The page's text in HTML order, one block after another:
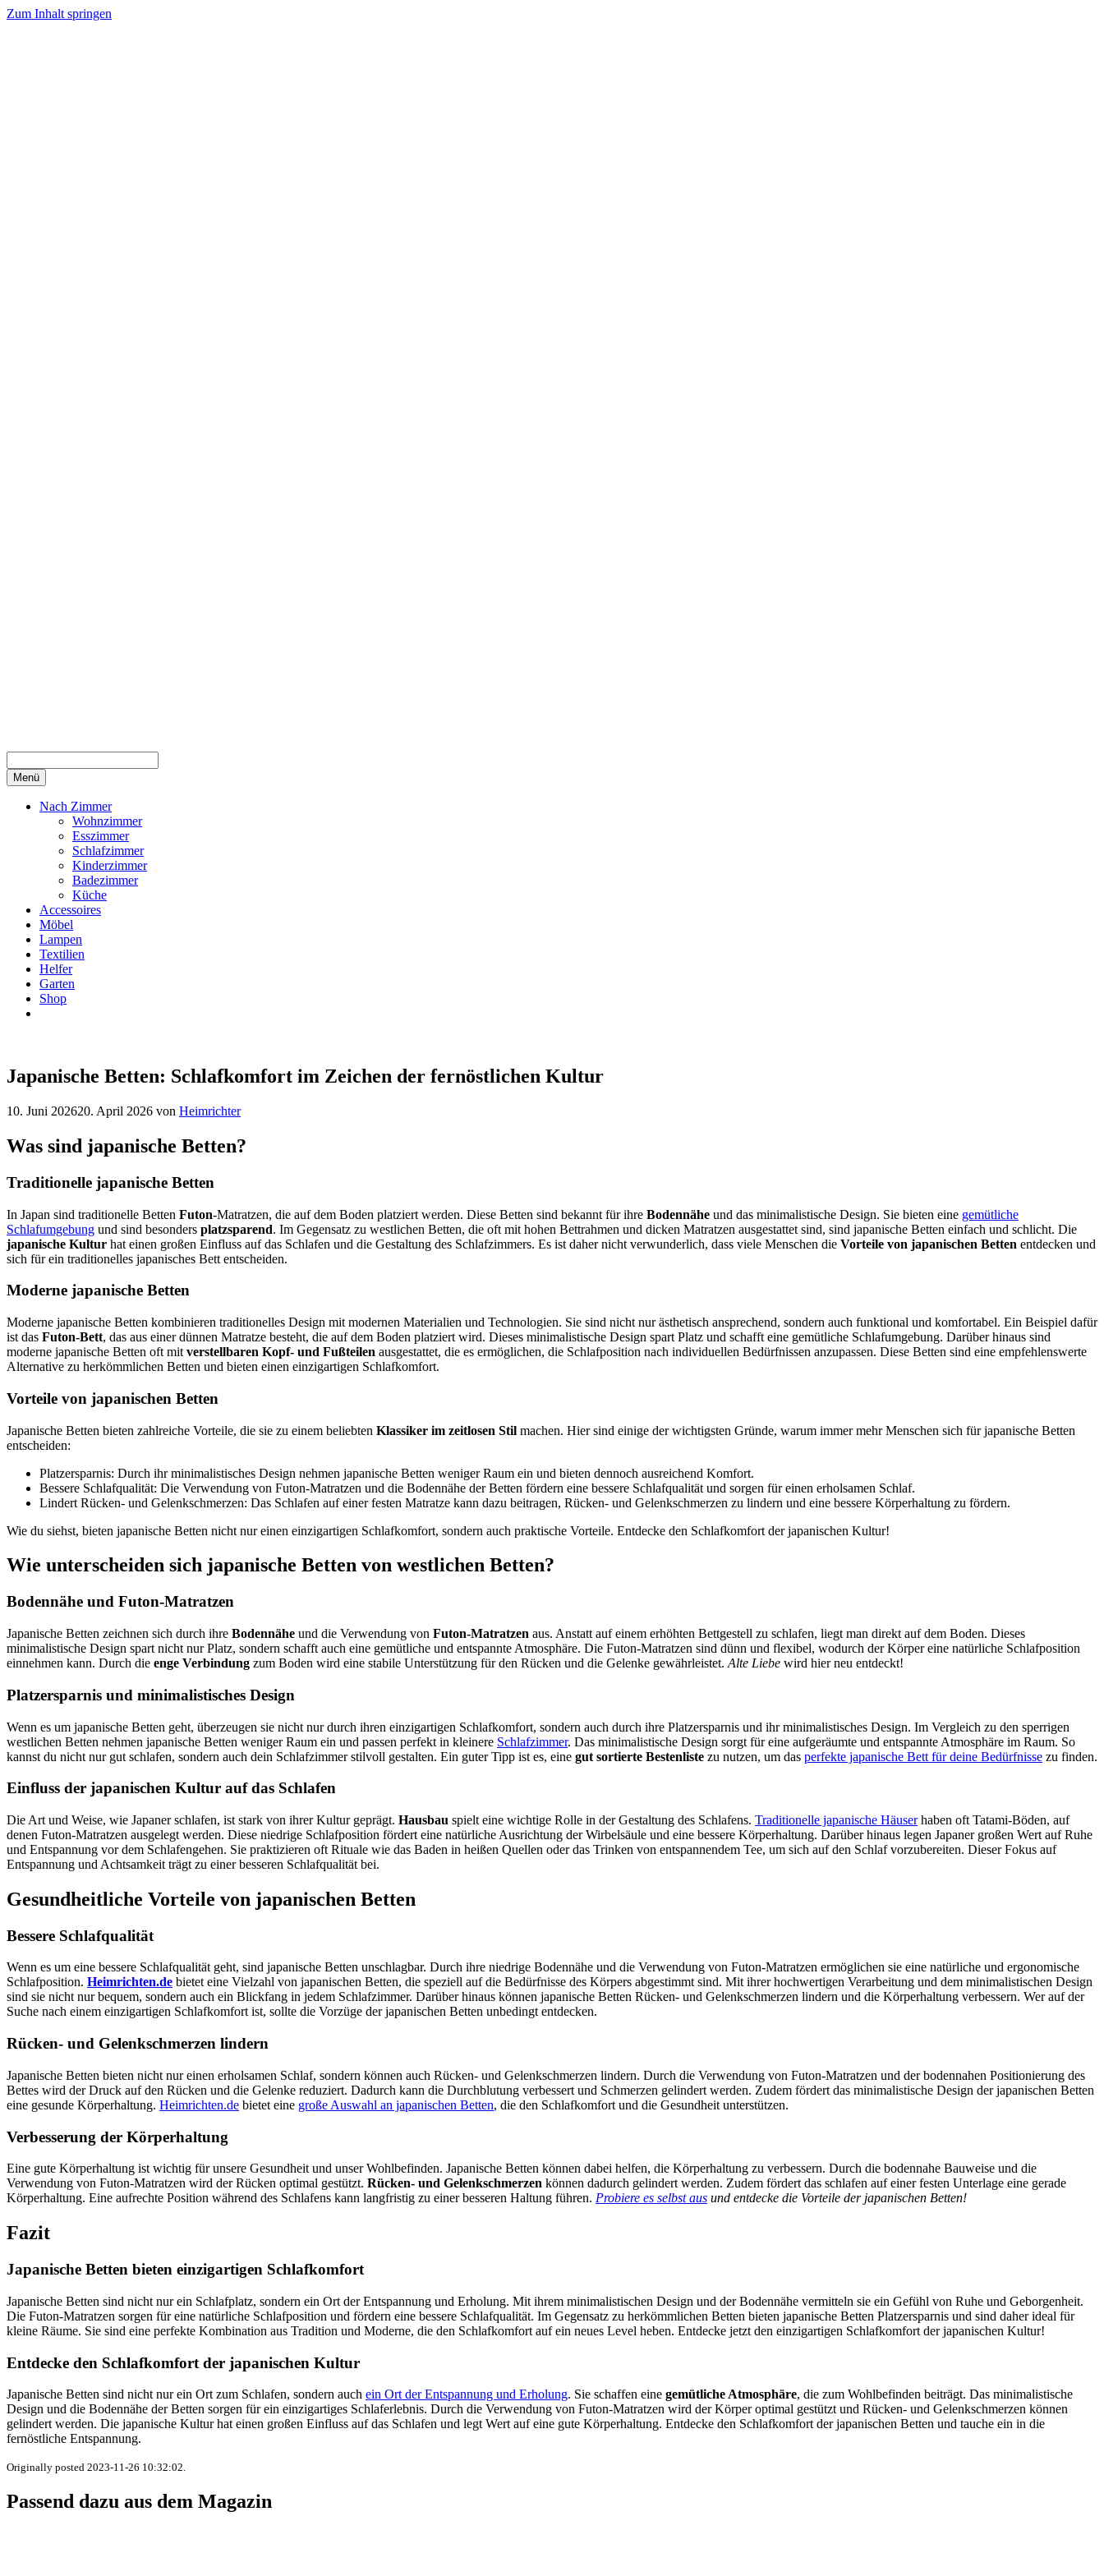
Zum Inhalt springen
Menü
Nach Zimmer
Wohnzimmer
Esszimmer
Schlafzimmer
Kinderzimmer
Badezimmer
Küche
Accessoires
Möbel
Lampen
Textilien
Helfer
Garten
Shop
Japanische Betten: Schlafkomfort im Zeichen der fernöstlichen Kultur
10. Juni 202620. April 2026 von Heimrichter
Was sind japanische Betten?
Traditionelle japanische Betten
In Japan sind traditionelle Betten Futon-Matratzen, die auf dem Boden platziert werden. Diese Betten sind bekannt für ihre Bodennähe und das minimalistische Design. Sie bieten eine gemütliche
Schlafumgebung und sind besonders platzsparend. Im Gegensatz zu westlichen Betten, die oft mit hohen Bettrahmen und dicken Matratzen ausgestattet sind, sind japanische Betten einfach und schlicht. Die
japanische Kultur hat einen großen Einfluss auf das Schlafen und die Gestaltung des Schlafzimmers. Es ist daher nicht verwunderlich, dass viele Menschen die Vorteile von japanischen Betten entdecken und
sich für ein traditionelles japanisches Bett entscheiden.
Moderne japanische Betten
Moderne japanische Betten kombinieren traditionelles Design mit modernen Materialien und Technologien. Sie sind nicht nur ästhetisch ansprechend, sondern auch funktional und komfortabel. Ein Beispiel dafür
ist das Futon-Bett, das aus einer dünnen Matratze besteht, die auf dem Boden platziert wird. Dieses minimalistische Design spart Platz und schafft eine gemütliche Schlafumgebung. Darüber hinaus sind
moderne japanische Betten oft mit verstellbaren Kopf- und Fußteilen ausgestattet, die es ermöglichen, die Schlafposition nach individuellen Bedürfnissen anzupassen. Diese Betten sind eine empfehlenswerte
Alternative zu herkömmlichen Betten und bieten einen einzigartigen Schlafkomfort.
Vorteile von japanischen Betten
Japanische Betten bieten zahlreiche Vorteile, die sie zu einem beliebten Klassiker im zeitlosen Stil machen. Hier sind einige der wichtigsten Gründe, warum immer mehr Menschen sich für japanische Betten
entscheiden:
Platzersparnis: Durch ihr minimalistisches Design nehmen japanische Betten weniger Raum ein und bieten dennoch ausreichend Komfort.
Bessere Schlafqualität: Die Verwendung von Futon-Matratzen und die Bodennähe der Betten fördern eine bessere Schlafqualität und sorgen für einen erholsamen Schlaf.
Lindert Rücken- und Gelenkschmerzen: Das Schlafen auf einer festen Matratze kann dazu beitragen, Rücken- und Gelenkschmerzen zu lindern und eine bessere Körperhaltung zu fördern.
Wie du siehst, bieten japanische Betten nicht nur einen einzigartigen Schlafkomfort, sondern auch praktische Vorteile. Entdecke den Schlafkomfort der japanischen Kultur!
Wie unterscheiden sich japanische Betten von westlichen Betten?
Bodennähe und Futon-Matratzen
Japanische Betten zeichnen sich durch ihre Bodennähe und die Verwendung von Futon-Matratzen aus. Anstatt auf einem erhöhten Bettgestell zu schlafen, liegt man direkt auf dem Boden. Dieses
minimalistische Design spart nicht nur Platz, sondern schafft auch eine gemütliche und entspannte Atmosphäre. Die Futon-Matratzen sind dünn und flexibel, wodurch der Körper eine natürliche Schlafposition
einnehmen kann. Durch die enge Verbindung zum Boden wird eine stabile Unterstützung für den Rücken und die Gelenke gewährleistet. Alte Liebe wird hier neu entdeckt!
Platzersparnis und minimalistisches Design
Wenn es um japanische Betten geht, überzeugen sie nicht nur durch ihren einzigartigen Schlafkomfort, sondern auch durch ihre Platzersparnis und ihr minimalistisches Design. Im Vergleich zu den sperrigen
westlichen Betten nehmen japanische Betten weniger Raum ein und passen perfekt in kleinere Schlafzimmer. Das minimalistische Design sorgt für eine aufgeräumte und entspannte Atmosphäre im Raum. So
kannst du nicht nur gut schlafen, sondern auch dein Schlafzimmer stilvoll gestalten. Ein guter Tipp ist es, eine gut sortierte Bestenliste zu nutzen, um das perfekte japanische Bett für deine Bedürfnisse zu finden.
Einfluss der japanischen Kultur auf das Schlafen
Die Art und Weise, wie Japaner schlafen, ist stark von ihrer Kultur geprägt. Hausbau spielt eine wichtige Rolle in der Gestaltung des Schlafens. Traditionelle japanische Häuserhaben oft Tatami-Böden, auf
denen Futon-Matratzen ausgelegt werden. Diese niedrige Schlafposition fördert eine natürliche Ausrichtung der Wirbelsäule und eine bessere Körperhaltung. Darüber hinaus legen Japaner großen Wert auf Ruhe
und Entspannung vor dem Schlafengehen. Sie praktizieren oft Rituale wie das Baden in heißen Quellen oder das Trinken von entspannendem Tee, um sich auf den Schlaf vorzubereiten. Dieser Fokus auf
Entspannung und Achtsamkeit trägt zu einer besseren Schlafqualität bei.
Gesundheitliche Vorteile von japanischen Betten
Bessere Schlafqualität
Wenn es um eine bessere Schlafqualität geht, sind japanische Betten unschlagbar. Durch ihre niedrige Bodennähe und die Verwendung von Futon-Matratzen ermöglichen sie eine natürliche und ergonomische
Schlafposition. Heimrichten.de bietet eine Vielzahl von japanischen Betten, die speziell auf die Bedürfnisse des Körpers abgestimmt sind. Mit ihrer hochwertigen Verarbeitung und dem minimalistischen Design
sind sie nicht nur bequem, sondern auch ein Blickfang in jedem Schlafzimmer. Darüber hinaus können japanische Betten Rücken- und Gelenkschmerzen lindern und die Körperhaltung verbessern. Wer auf der
Suche nach einem einzigartigen Schlafkomfort ist, sollte die Vorzüge der japanischen Betten unbedingt entdecken.
Rücken- und Gelenkschmerzen lindern
Japanische Betten bieten nicht nur einen erholsamen Schlaf, sondern können auch Rücken- und Gelenkschmerzen lindern. Durch die Verwendung von Futon-Matratzen und der bodennahen Positionierung des
Bettes wird der Druck auf den Rücken und die Gelenke reduziert. Dadurch kann die Durchblutung verbessert und Schmerzen gelindert werden. Zudem fördert das minimalistische Design der japanischen Betten
eine gesunde Körperhaltung. Heimrichten.de bietet eine große Auswahl an japanischen Betten, die den Schlafkomfort und die Gesundheit unterstützen.
Verbesserung der Körperhaltung
Eine gute Körperhaltung ist wichtig für unsere Gesundheit und unser Wohlbefinden. Japanische Betten können dabei helfen, die Körperhaltung zu verbessern. Durch die bodennahe Bauweise und die
Verwendung von Futon-Matratzen wird der Rücken optimal gestützt. Rücken- und Gelenkschmerzen können dadurch gelindert werden. Zudem fördert das schlafen auf einer festen Unterlage eine gerade
Körperhaltung. Eine aufrechte Position während des Schlafens kann langfristig zu einer besseren Haltung führen. Probiere es selbst aus und entdecke die Vorteile der japanischen Betten!
Fazit
Japanische Betten bieten einzigartigen Schlafkomfort
Japanische Betten sind nicht nur ein Schlafplatz, sondern ein Ort der Entspannung und Erholung. Mit ihrem minimalistischen Design und der Bodennähe vermitteln sie ein Gefühl von Ruhe und Geborgenheit.
Die Futon-Matratzen sorgen für eine natürliche Schlafposition und fördern eine bessere Schlafqualität. Im Gegensatz zu herkömmlichen Betten bieten japanische Betten Platzersparnis und sind daher ideal für
kleine Räume. Sie sind eine perfekte Kombination aus Tradition und Moderne, die den Schlafkomfort auf ein neues Level heben. Entdecke jetzt den einzigartigen Schlafkomfort der japanischen Kultur!
Entdecke den Schlafkomfort der japanischen Kultur
Japanische Betten sind nicht nur ein Ort zum Schlafen, sondern auch ein Ort der Entspannung und Erholung. Sie schaffen eine gemütliche Atmosphäre, die zum Wohlbefinden beiträgt. Das minimalistische
Design und die Bodennähe der Betten sorgen für ein einzigartiges Schlaferlebnis. Durch die Verwendung von Futon-Matratzen wird der Körper optimal gestützt und Rücken- und Gelenkschmerzen können
gelindert werden. Die japanische Kultur hat einen großen Einfluss auf das Schlafen und legt Wert auf eine gute Körperhaltung. Entdecke den Schlafkomfort der japanischen Betten und tauche ein in die
fernöstliche Entspannung.
Originally posted 2023-11-26 10:32:02.
Passend dazu aus dem Magazin